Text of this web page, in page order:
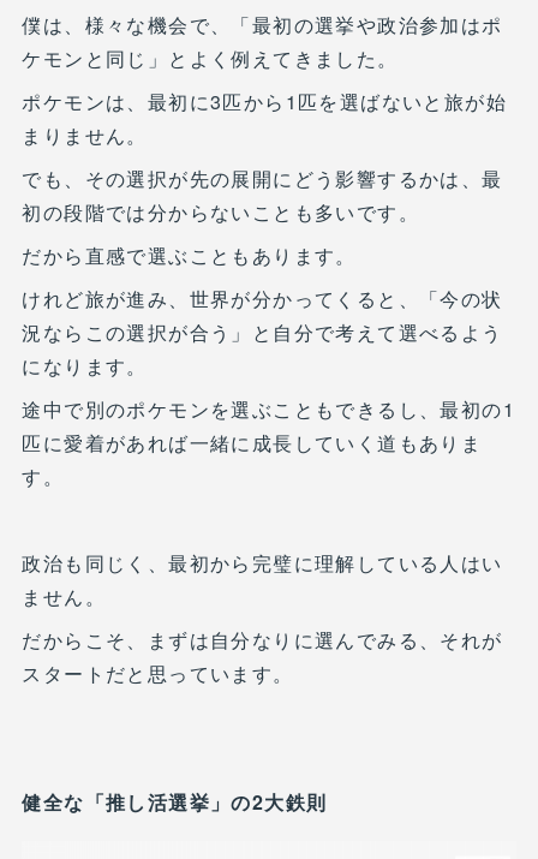
僕は、様々な機会で、「最初の選挙や政治参加はポ
ケモンと同じ」とよく例えてきました。
ポケモンは、最初に3匹から1匹を選ばないと旅が始
まりません。
でも、その選択が先の展開にどう影響するかは、最
初の段階では分からないことも多いです。
だから直感で選ぶこともあります。
けれど旅が進み、世界が分かってくると、「今の状
況ならこの選択が合う」と自分で考えて選べるよう
になります。
途中で別のポケモンを選ぶこともできるし、最初の1
匹に愛着があれば一緒に成長していく道もありま
す。
政治も同じく、最初から完璧に理解している人はい
ません。
だからこそ、まずは自分なりに選んでみる、それが
スタートだと思っています。
健全な「推し活選挙」の2大鉄則